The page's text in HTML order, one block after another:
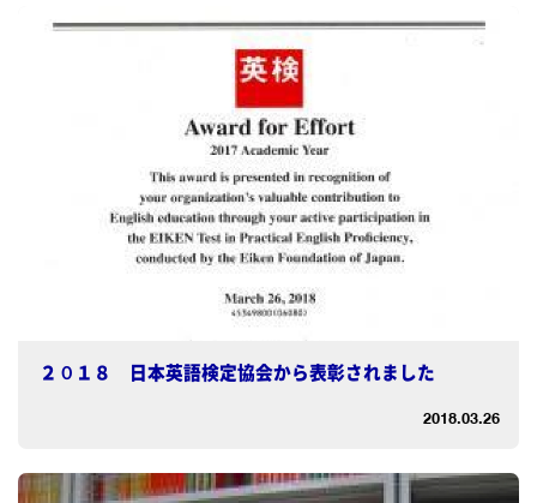
２０１８ 日本英語検定協会から表彰されました
2018.03.26